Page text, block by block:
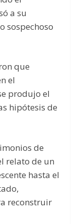
a su
sospechoso
que
el
produjo el
hipótesis de
de
relato de un
hasta el
reconstruir